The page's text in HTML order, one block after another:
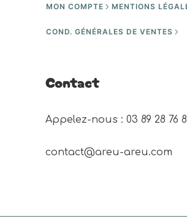
MON COMPTE MENTIONS
COND. GÉNÉRALES DE VENTES
Contact
Appelez-nous : 03 89 28 76
contact@areu-areu.com